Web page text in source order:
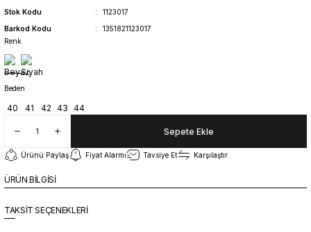
Stok Kodu
1123017
Barkod Kodu
1351821123017
Renk
Beden
40 41 42 43 44
Sepete Ekle
Ürünü Paylaş Fiyat Alarmı Tavsiye Et Karşılaştır
ÜRÜN BİLGİSİ
TAKSİT SEÇENEKLERİ